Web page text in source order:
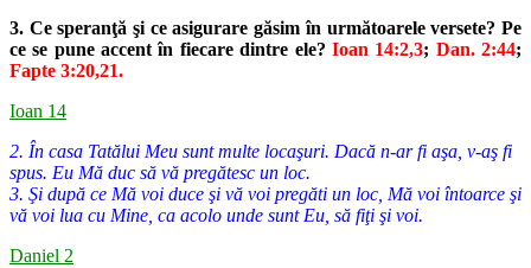
3. Ce speranţă şi ce asigurare găsim în următoarele versete? Pe
ce se pune accent în fiecare dintre ele? Ioan 14:2,3; Dan. 2:44;
Fapte 3:20,21.
Ioan 14
2. În casa Tatălui Meu sunt multe locaşuri. Dacă n-ar fi aşa, v-aş fi
spus. Eu Mă duc să vă pregătesc un loc.
3. Şi după ce Mă voi duce şi vă voi pregăti un loc, Mă voi întoarce şi
vă voi lua cu Mine, ca acolo unde sunt Eu, să fiţi şi voi.
Daniel 2